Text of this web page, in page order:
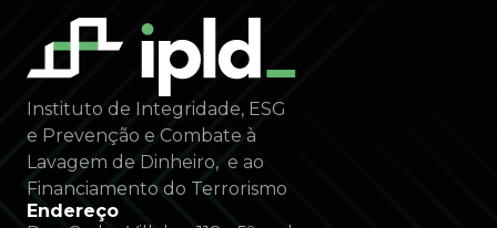
Instituto de Integridade, ESG
e Prevenção e Combate à
Lavagem de Dinheiro, e ao
Financiamento do Terrorismo
Endereço